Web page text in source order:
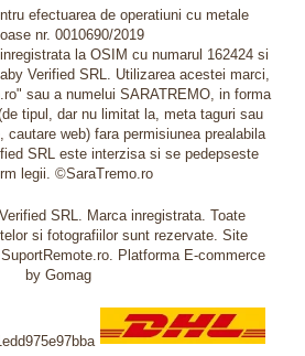
efectuarea de operatiuni cu metale
nr. 0010690/2019
la OSIM cu numarul 162424 si
Verified SRL. Utilizarea acestei marci,
sau a numelui SARATREMO, in forma
tipul, dar nu limitat la, meta taguri sau
cautare web) fara permisiunea prealabila
SRL este interzisa si se pedepseste
legii. ©SaraTremo.ro
SRL. Marca inregistrata. Toate
si fotografiilor sunt rezervate. Site
Platforma E-commerce
by Gomag